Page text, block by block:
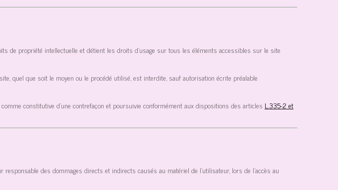
de propriété intellectuelle et détient les droits d’usage sur tous les éléments accessibles sur le site
quel que soit le moyen ou le procédé utilisé, est interdite, sauf autorisation écrite préalable
constitutive d’une contrefaçon et poursuivie conformément aux dispositions des articles L.335-2 et
responsable des dommages directs et indirects causés au matériel de l’utilisateur, lors de l’accès au